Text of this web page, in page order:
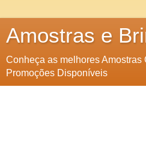
Amostras e
Conheça as melhores Amostras
Promoções Disponíveis